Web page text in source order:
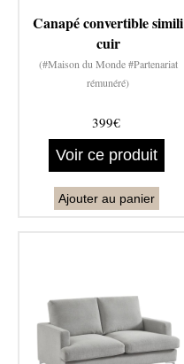
Canapé convertible simili
cuir
(#Maison du Monde #Partenariat
rémunéré)
399€
Voir ce produit
Ajouter au panier